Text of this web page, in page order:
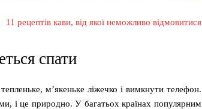
11 рецептів кави, від якої неможливо відмовитися
спати
м’якеньке ліжечко і вимкнути телефон.
і це природно. У багатьох країнах популярним